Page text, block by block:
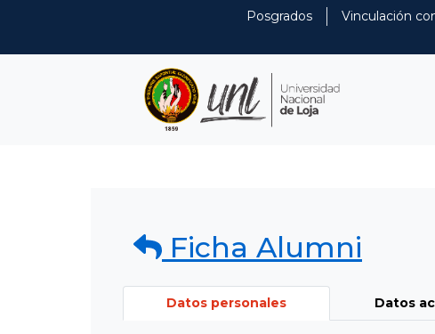
Posgrados Vinculación
Ficha Alumni
Datos personales Datos